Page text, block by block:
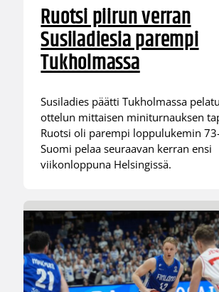
Ruotsi piirun verran
Susiladiesia parempi
Tukholmassa
Susiladies päätti Tukholmassa
ottelun mittaisen miniturnauksen
Ruotsi oli parempi loppulukemin
Suomi pelaa seuraavan kerran ensi
viikonloppuna Helsingissä.